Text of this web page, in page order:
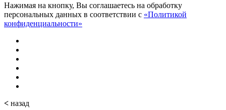
Нажимая на кнопку, Вы соглашаетесь на обработку
персональных данных в соответствии с «Политикой
конфиденциальности»
< назад